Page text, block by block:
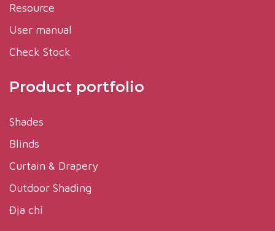
Resource
User manual
Check Stock
Product portfolio
Shades
Blinds
Curtain & Drapery
Outdoor Shading
Địa chỉ